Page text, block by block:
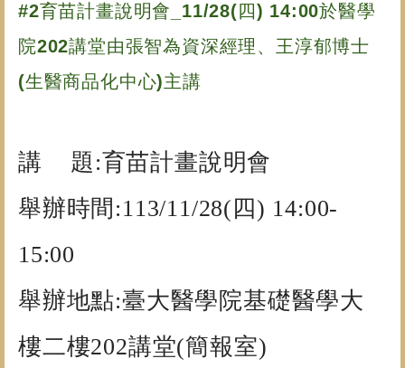
#2育苗計畫說明會_11/28(四) 14:00於醫學
院202講堂由張智為資深經理、王淳郁博士
(生醫商品化中心)主講
講 題:育苗計畫說明會
舉辦時間:113/11/28(四) 14:00-
15:00
舉辦地點:臺大醫學院基礎醫學大
樓二樓202講堂(簡報室)